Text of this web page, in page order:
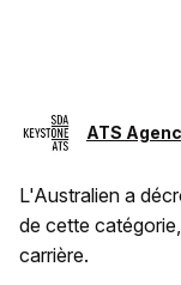
ATS
L'Australien a
de cette
carrière.